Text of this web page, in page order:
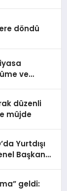
döndü
ve
düzenli
müjde
Yurtdışı
Başkan
geldi: